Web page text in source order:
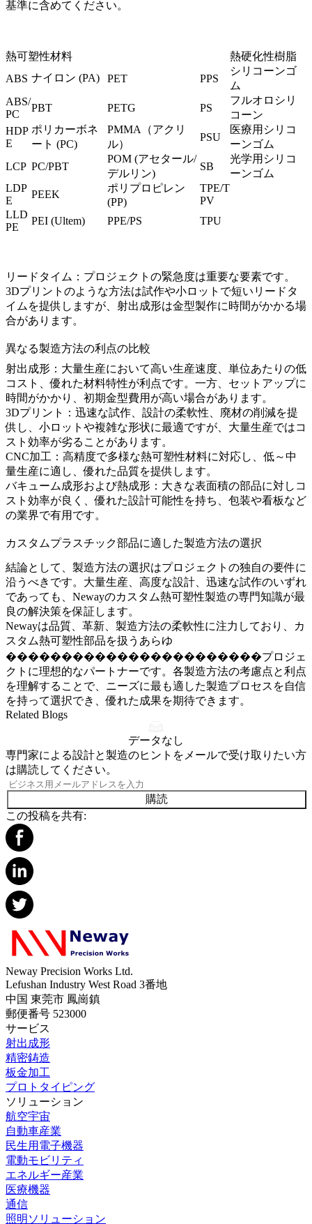
基準に含めてください。
熱可塑性材料
熱硬化性樹脂
ABS ナイロン (PA) PET PPS
シリコーンゴ
ム
ABS/
PC
PBT PETG PS
フルオロシリ
コーン
HDP
E
ポリカーボネ
ート (PC)
PMMA（アクリ
ル）
PSU
医療用シリコ
ーンゴム
LCP PC/PBT
POM (アセタール/
デルリン)
SB
光学用シリコ
ーンゴム
LDP
E
PEEK
ポリプロピレン
(PP)
TPE/T
PV
LLD
PE
PEI (Ultem) PPE/PS TPU
リードタイム： プロジェクトの緊急度は重要な要素です。
3Dプリントのような方法は試作や小ロットで短いリードタ
イムを提供しますが、射出成形は金型製作に時間がかかる場
合があります。
異なる製造方法の利点の比較
射出成形： 大量生産において高い生産速度、単位あたりの低
コスト、優れた材料特性が利点です。一方、セットアップに
時間がかかり、初期金型費用が高い場合があります。
3Dプリント： 迅速な試作、設計の柔軟性、廃材の削減を提
供し、小ロットや複雑な形状に最適ですが、大量生産ではコ
スト効率が劣ることがあります。
CNC加工： 高精度で多様な熱可塑性材料に対応し、低～中
量生産に適し、優れた品質を提供します。
バキューム成形および熱成形： 大きな表面積の部品に対しコ
スト効率が良く、優れた設計可能性を持ち、包装や看板など
の業界で有用です。
カスタムプラスチック部品に適した製造方法の選択
結論として、製造方法の選択はプロジェクトの独自の要件に
沿うべきです。大量生産、高度な設計、迅速な試作のいずれ
であっても、Newayのカスタム熱可塑性製造の専門知識が最
良の解決策を保証します。
Newayは品質、革新、製造方法の柔軟性に注力しており、カ
スタム熱可塑性部品を扱うあらゆ
�����������������������プロジェ
クトに理想的なパートナーです。各製造方法の考慮点と利点
を理解することで、ニーズに最も適した製造プロセスを自信
を持って選択でき、優れた成果を期待できます。
Related Blogs
データなし
専門家による設計と製造のヒントをメールで受け取りたい方
は購読してください。
購読
この投稿を共有:
Neway Precision Works Ltd.
Lefushan Industry West Road 3番地
中国 東莞市 鳳崗鎮
郵便番号 523000
サービス
射出成形
精密鋳造
板金加工
プロトタイピング
ソリューション
航空宇宙
自動車産業
民生用電子機器
電動モビリティ
エネルギー産業
医療機器
通信
照明ソリューション